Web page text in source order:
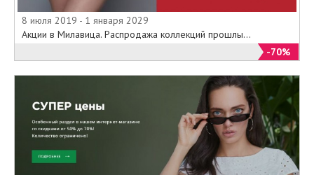
8 июля 2019 - 1 января 2029
Акции в Милавица. Распродажа коллекций прошлы...
-70%